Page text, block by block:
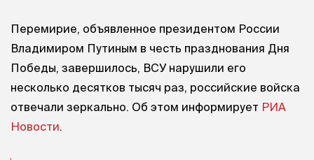
Перемирие, объявленное президентом России
Владимиром Путиным в честь празднования Дня
Победы, завершилось, ВСУ нарушили его
несколько десятков тысяч раз, российские войска
отвечали зеркально. Об этом информирует РИА
Новости